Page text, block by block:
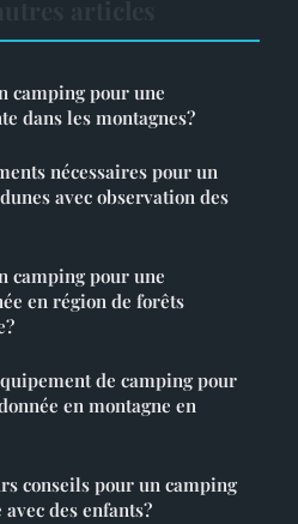
camping pour une
dans les montagnes?
nécessaires pour un
avec observation des
camping pour une
en région de forêts
de camping pour
en montagne en
conseils pour un camping
des enfants?